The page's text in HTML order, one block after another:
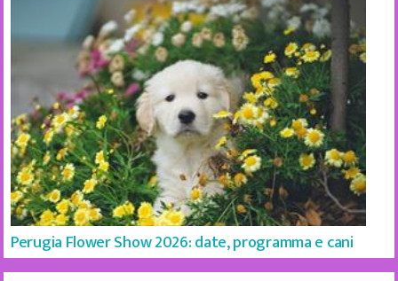
Perugia Flower Show 2026: date, programma e cani